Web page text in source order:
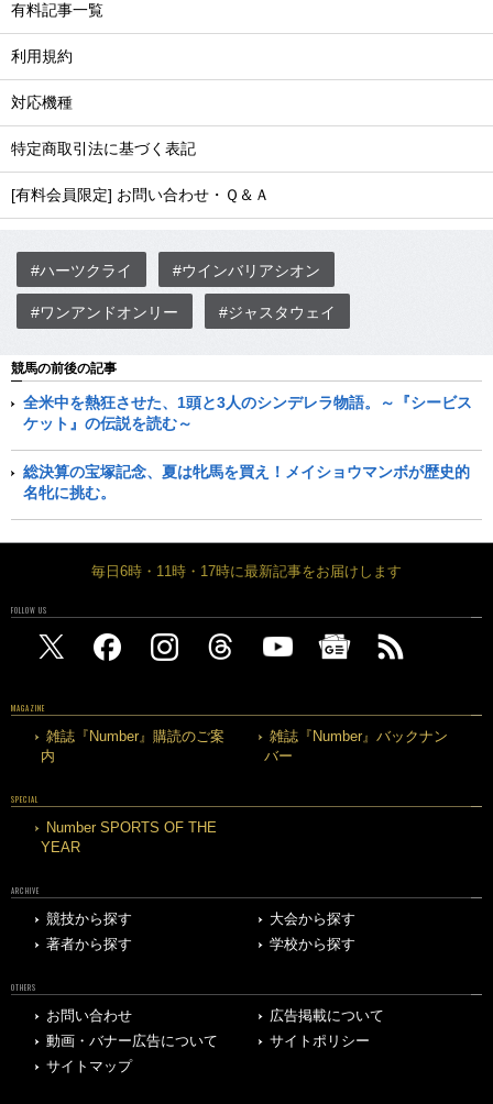
有料記事一覧
利用規約
対応機種
特定商取引法に基づく表記
[有料会員限定] お問い合わせ・Ｑ＆Ａ
#ハーツクライ #ウインバリアシオン
#ワンアンドオンリー #ジャスタウェイ
競馬の前後の記事
全米中を熱狂させた、1頭と3人のシンデレラ物語。～『シービス
ケット』の伝説を読む～
総決算の宝塚記念、夏は牝馬を買え！メイショウマンボが歴史的
名牝に挑む。
毎日6時・11時・17時に最新記事をお届けします
FOLLOW US
MAGAZINE
雑誌『Number』購読のご案
内
雑誌『Number』バックナン
バー
SPECIAL
Number SPORTS OF THE
YEAR
ARCHIVE
競技から探す
大会から探す
著者から探す
学校から探す
OTHERS
お問い合わせ
広告掲載について
動画・バナー広告について
サイトポリシー
サイトマップ